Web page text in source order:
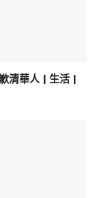
清華人 | 生活 |